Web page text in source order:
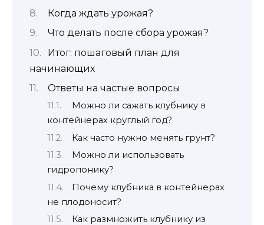
Когда ждать урожая?
Что делать после сбора урожая?
Итог: пошаговый план для
начинающих
Ответы на частые вопросы
Можно ли сажать клубнику в
контейнерах круглый год?
Как часто нужно менять грунт?
Можно ли использовать
гидропонику?
Почему клубника в контейнерах
не плодоносит?
Как размножить клубнику из